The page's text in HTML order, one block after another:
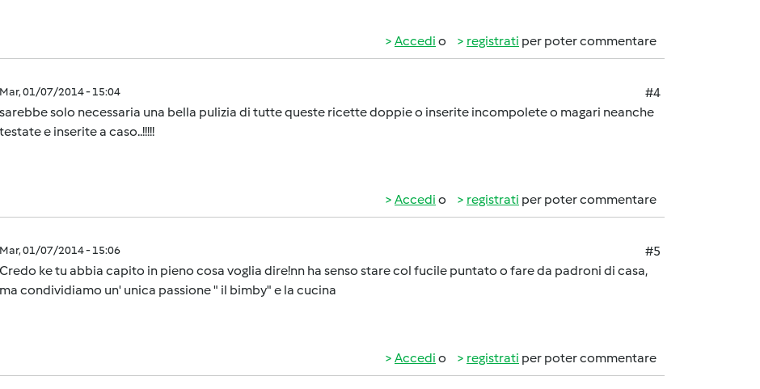
Accedi o registrati per poter commentare
Mar, 01/07/2014 - 15:04
#4
sarebbe solo necessaria una bella pulizia di tutte queste ricette doppie o inserite incompolete o magari neanche
testate e inserite a caso..!!!!!
Accedi o registrati per poter commentare
Mar, 01/07/2014 - 15:06
#5
Credo ke tu abbia capito in pieno cosa voglia dire!nn ha senso stare col fucile puntato o fare da padroni di casa,
ma condividiamo un' unica passione " il bimby" e la cucina
Accedi o registrati per poter commentare